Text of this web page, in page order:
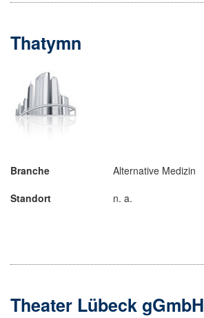
Thatymn
Branche
Alternative Medizin
Standort
n. a.
Theater Lübeck gGmbH